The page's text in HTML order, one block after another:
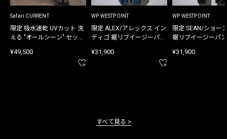
Safari CURRENT
限定 吸水速乾 UVカット 洗
える "オールシーン" セット
¥49,500
WP WESTPOINT
限定 ALEX/アレックス イン
ディゴ 裾リブイージーパン
¥31,900
WP WESTPOINT
限定 SEAN/ショー
裾リブイージーパ
¥31,900
すべて見る